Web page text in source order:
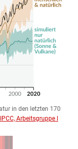
in den letzten 170
Arbeitsgruppe I